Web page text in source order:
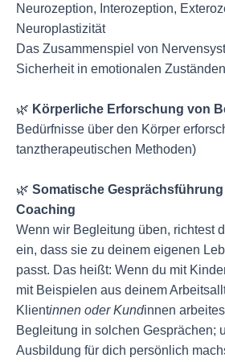
Neurozeption, Interozeption,
Neuroplastizität
Das Zusammenspiel von
Sicherheit in emotionalen Zuständen
🌿 Körperliche Erforschung von
Bedürfnisse über den Körper
tanztherapeutischen Methoden)
🌿 Somatische
Coaching
Wenn wir Begleitung üben, richtest
ein, dass sie zu deinem eigenen
passt. Das heißt: Wenn du mit
mit Beispielen aus deinem
Klientinnen oder Kundinnen
Begleitung in solchen Gesprächen;
Ausbildung für dich persönlich